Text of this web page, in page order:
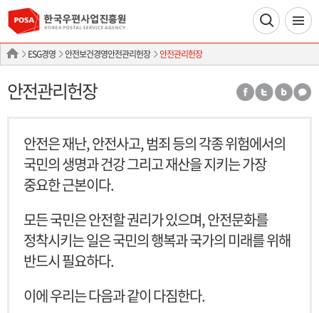
ESG경영 안전보건경영안전관리헌장 안전관리헌장
안전관리헌장
안전은 재난, 안전사고, 범죄 등의 각종 위험에서의
국민의 생명과 건강 그리고 재산을 지키는 가장
중요한 근본이다.
모든 국민은 안전할 권리가 있으며, 안전문화를
정착시키는 일은 국민의 행복과 국가의 미래를 위해
반드시 필요하다.
이에 우리는 다음과 같이 다짐한다.